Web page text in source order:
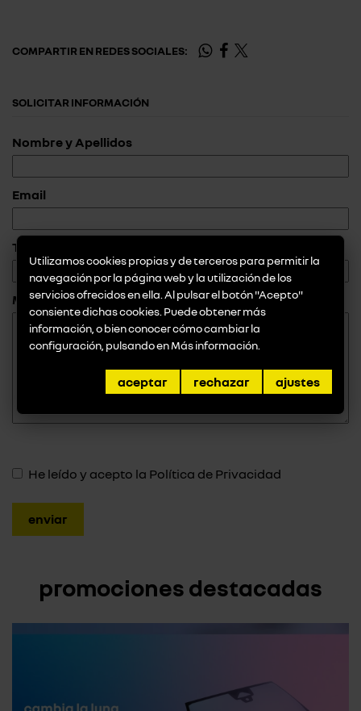
COMPARTIR EN REDES SOCIALES:
SOLICITAR INFORMACIÓN
Nombre y Apellidos
Email
Teléfono
Mensaje
He leído y acepto la Política de Privacidad
promociones destacadas
Utilizamos cookies propias y de terceros para permitir la
navegación por la página web y la utilización de los
servicios ofrecidos en ella. Al pulsar el botón "Acepto"
consiente dichas cookies. Puede obtener más
información, o bien conocer cómo cambiar la
configuración, pulsando enMás información
aceptar rechazar ajustes